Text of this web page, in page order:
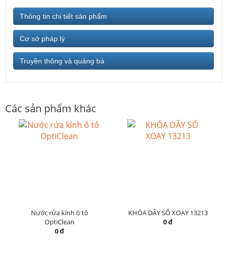
Thông tin chi tiết sản phẩm
Cơ sở pháp lý
Truyền thông và quảng bá
Các sản phẩm khác
Nước rửa kính ô tô
OptiClean
0 đ
KHÓA DÂY SỐ XOAY 13213
0 đ